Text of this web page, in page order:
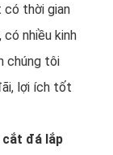
có thời gian
nhiều kinh
chúng tôi
lợi ích tốt
cắt đá lắp